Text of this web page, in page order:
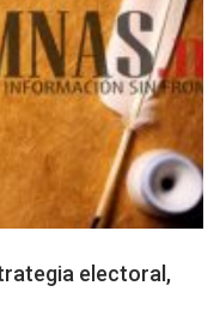
electoral,